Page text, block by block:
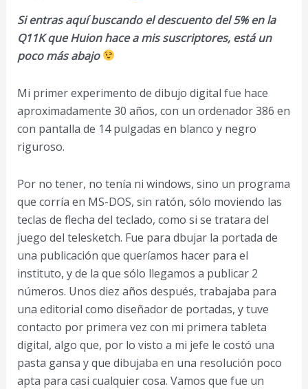
Si entras aquí buscando el descuento del 5% en la
Q11K que Huion hace a mis suscriptores, está un
poco más abajo
Mi primer experimento de dibujo digital fue hace
aproximadamente 30 años, con un ordenador 386 en
con pantalla de 14 pulgadas en blanco y negro
riguroso.
Por no tener, no tenía ni windows, sino un programa
que corría en MS-DOS, sin ratón, sólo moviendo las
teclas de flecha del teclado, como si se tratara del
juego del telesketch. Fue para dbujar la portada de
una publicación que queríamos hacer para el
instituto, y de la que sólo llegamos a publicar 2
números. Unos diez años después, trabajaba para
una editorial como diseñador de portadas, y tuve
contacto por primera vez con mi primera tableta
digital, algo que, por lo visto a mi jefe le costó una
pasta gansa y que dibujaba en una resolución poco
apta para casi cualquier cosa. Vamos que fue un